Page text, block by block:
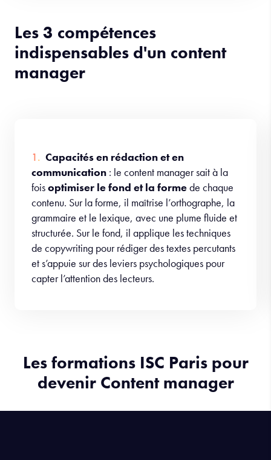
Les 3 compétences
indispensables d'un content
manager
Capacités en rédaction et en
communication : le content manager sait à la
foisoptimiser le fond et la formede chaque
contenu. Sur la forme, il maîtrise l’orthographe, la
grammaire et le lexique, avec une plume fluide et
structurée. Sur le fond, il applique les techniques
de copywriting pour rédiger des textes percutants
et s’appuie sur des leviers psychologiques pour
capter l’attention des lecteurs.
Les formations ISC Paris pour
devenir Content manager